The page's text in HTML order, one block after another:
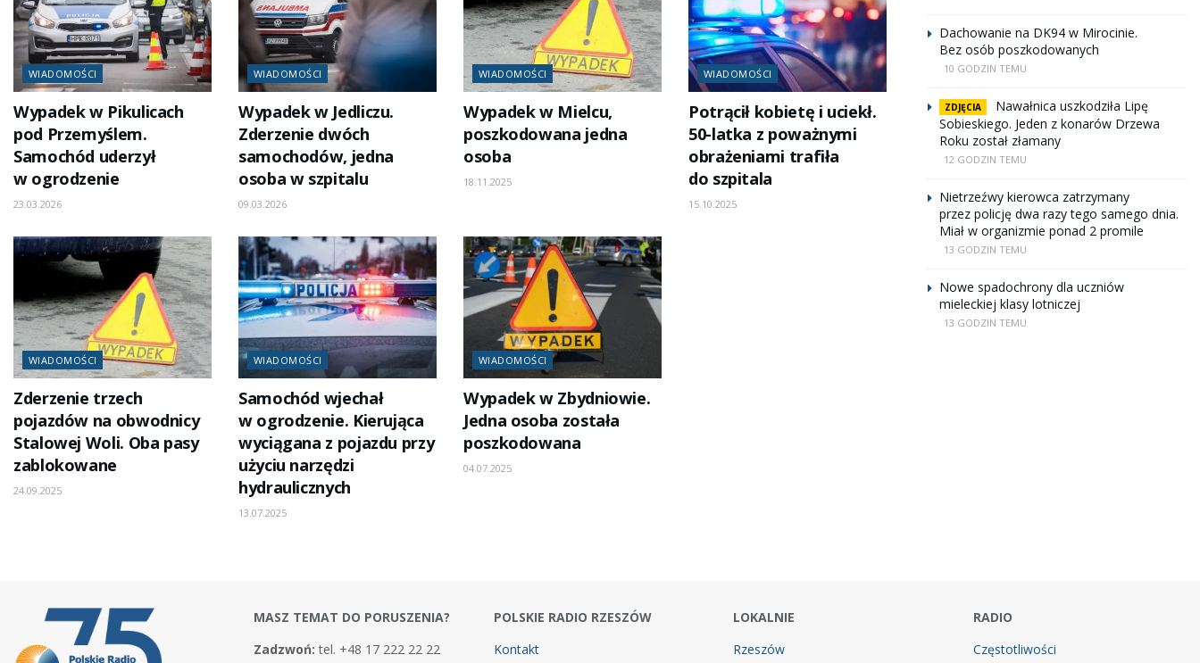
WIADOMOŚCI
Wypadek w Pikulicach
pod Przemyślem.
Samochód uderzył
w ogrodzenie
23.03.2026
WIADOMOŚCI
Wypadek w Jedliczu.
Zderzenie dwóch
samochodów, jedna
osoba w szpitalu
09.03.2026
WIADOMOŚCI
Wypadek w Mielcu,
poszkodowana jedna
osoba
18.11.2025
WIADOMOŚCI
Potrącił kobietę i uciekł.
50-latka z poważnymi
obrażeniami trafiła
do szpitala
15.10.2025
WIADOMOŚCI
Zderzenie trzech
pojazdów na obwodnicy
Stalowej Woli. Oba pasy
zablokowane
24.09.2025
WIADOMOŚCI
Samochód wjechał
w ogrodzenie. Kierująca
wyciągana z pojazdu przy
użyciu narzędzi
hydraulicznych
13.07.2025
WIADOMOŚCI
Wypadek w Zbydniowie.
Jedna osoba została
poszkodowana
04.07.2025
Dachowanie na DK94 w Mirocinie.
Bez osób poszkodowanych
10 GODZIN TEMU
ZDJĘCIA
Nawałnica uszkodziła Lipę
Sobieskiego. Jeden z konarów Drzewa
Roku został złamany
12 GODZIN TEMU
Nietrzeźwy kierowca zatrzymany
przez policję dwa razy tego samego dnia.
Miał w organizmie ponad 2 promile
13 GODZIN TEMU
Nowe spadochrony dla uczniów
mieleckiej klasy lotniczej
13 GODZIN TEMU
MASZ TEMAT DO PORUSZENIA?
Zadzwoń: tel. +48 17 222 22 22
POLSKIE RADIO RZESZÓW
Kontakt
LOKALNIE
Rzeszów
RADIO
Częstotliwości